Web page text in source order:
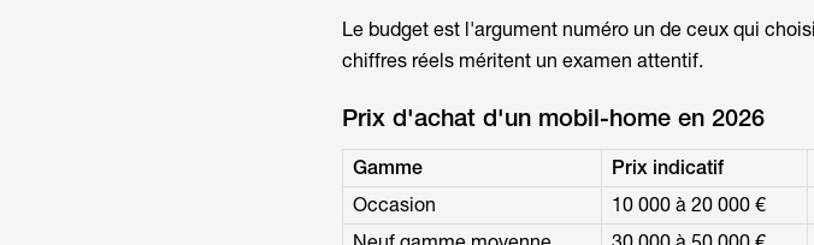
Le budget est l'argument numéro un de ceux qui
chiffres réels méritent un examen attentif.
Prix d'achat d'un mobil-home en 2026
Gamme Prix indicatif
Occasion
10 000 à 20 000 €